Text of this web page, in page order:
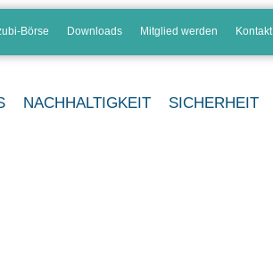
Börse Downloads Mitglied werden Kontakt
NACHHALTIGKEIT SICHERHEIT